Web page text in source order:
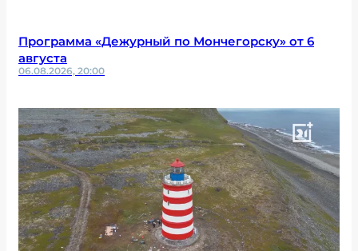
Программа «Дежурный по Мончегорску» от 6
августа
06.08.2026, 20:00